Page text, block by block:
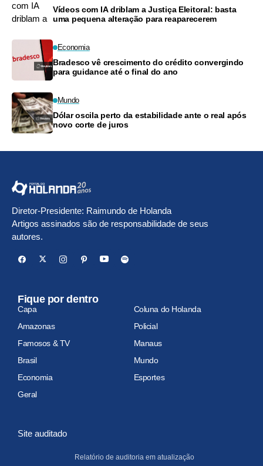
Vídeos com IA driblam a Justiça Eleitoral: basta
uma pequena alteração para reaparecerem
Economia
Bradesco vê crescimento do crédito convergindo
para guidance até o final do ano
Mundo
Dólar oscila perto da estabilidade ante o real após
novo corte de juros
Diretor-Presidente: Raimundo de Holanda
Artigos assinados são de responsabilidade de seus
autores.
Fique por dentro
Capa
Coluna do Holanda
Amazonas
Policial
Famosos & TV
Manaus
Brasil
Mundo
Economia
Esportes
Geral
Site auditado
Relatório de auditoria em atualização